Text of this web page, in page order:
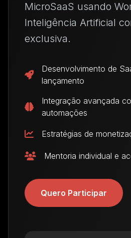
MicroSaaS usando
Inteligência Artificial
exclusiva.
Desenvolvimento de
lançamento
Integração avançada
automações
Estratégias de
Mentoria individual e
Quero Participar